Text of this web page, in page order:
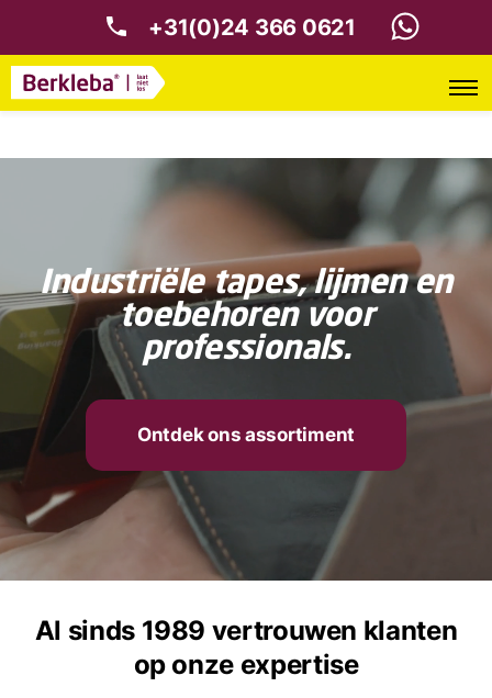
+31(0)24 366 0621
Industriële tapes, lijmen en
toebehoren voor
professionals.
Ontdek ons assortiment
Al sinds 1989 vertrouwen klanten
op onze expertise